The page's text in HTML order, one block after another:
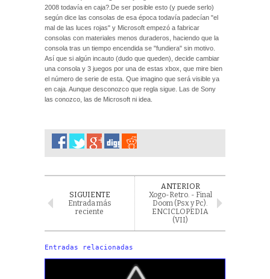
2008 todavía en caja?.De ser posible esto (y puede serlo)
según dice las consolas de esa época todavía padecían "el
mal de las luces rojas" y Microsoft empezó a fabricar
consolas con materiales menos duraderos, haciendo que la
consola tras un tiempo encendida se "fundiera" sin motivo.
Así que si algún incauto (dudo que queden), decide cambiar
una consola y 3 juegos por una de estas xbox, que mire bien
el número de serie de esta. Que imagino que será visible ya
en caja. Aunque desconozco que regla sigue. Las de Sony
las conozco, las de Microsoft ni idea.
SIGUIENTE
Entrada más
reciente
ANTERIOR
Xogo-Retro. - Final
Doom (Psx y Pc).
ENCICLOPEDIA
(VII)
Entradas relacionadas